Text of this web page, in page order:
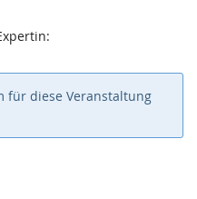
für diese Veranstaltung